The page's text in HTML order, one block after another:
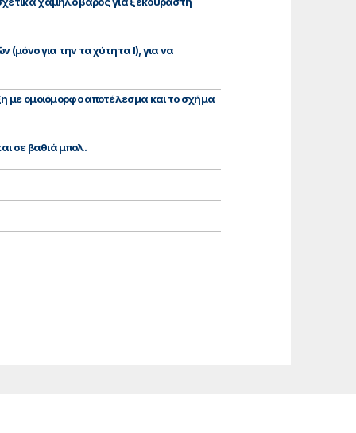
(μόνο για την ταχύτητα Ι), για να
με ομοιόμορφο αποτέλεσμα και το σχήμα
σε βαθιά μπολ.